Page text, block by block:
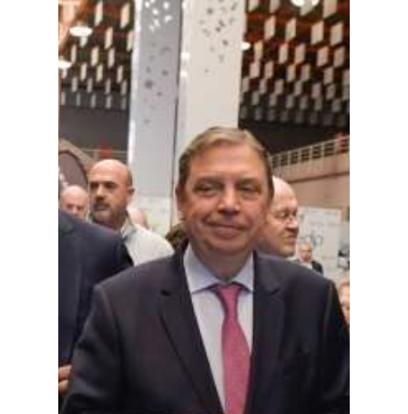
Planeta Rural
Especiales
Política
Galerías